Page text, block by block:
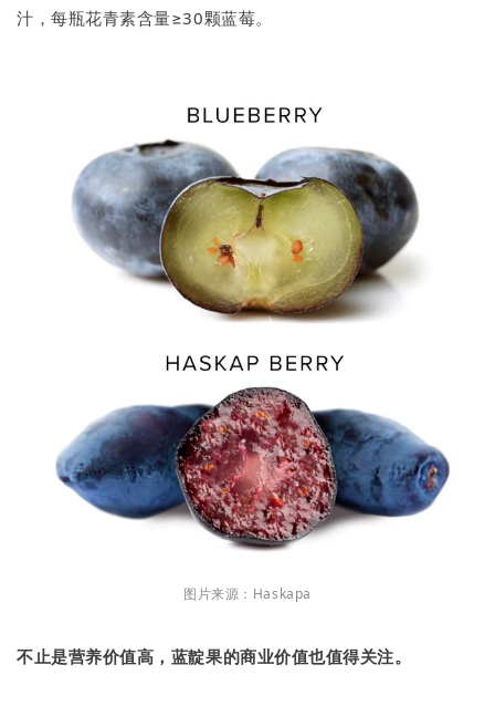
汁，每瓶花青素含量≥30颗蓝莓。
图片来源：Haskapa
不止是营养价值高，蓝靛果的商业价值也值得关注。